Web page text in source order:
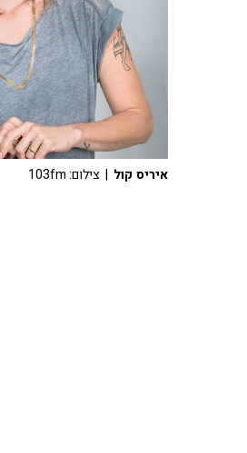
איריס קול | צילום: 103fm